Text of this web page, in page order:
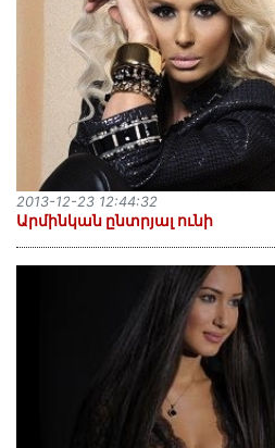
Արմինկան ընտրյալ ունի
2013-12-23 12:44:32